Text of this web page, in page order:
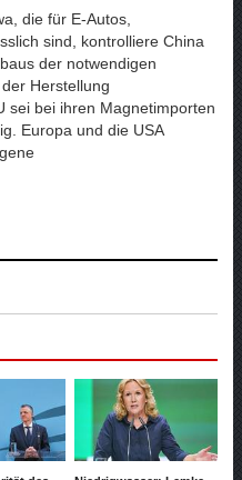
die für E-Autos,
sind, kontrolliere China
der notwendigen
Herstellung
sei bei ihren Magnetimporten
Europa und die USA